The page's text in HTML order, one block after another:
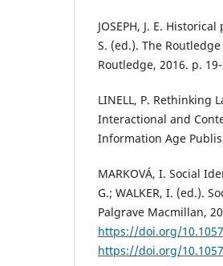
JOSEPH, J. E.
S. (ed.). The
Routledge, 2016. p.
LINELL, P. Rethinking
Interactional and
Information Age
MARKOVÁ, I. Social
G.; WALKER, I. (ed.).
Palgrave Macmillan,
https://doi.org/
https://doi.org/